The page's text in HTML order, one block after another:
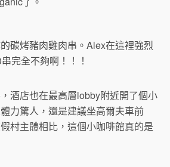
碳烤豬肉雞肉串。Alex在這裡強烈
完全不夠啊！！！
酒店也在最高層lobby附近開了個小
力驚人，還是建議坐高爾夫車前
村主體相比，這個小咖啡館真的是